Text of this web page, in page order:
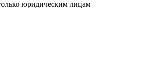
юридическим лицам